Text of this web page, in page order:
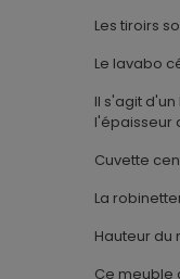
Les tiroirs
Le lavabo
Il s'agit
l'épaisseur
Cuvette
La
Hauteur du
Ce meuble